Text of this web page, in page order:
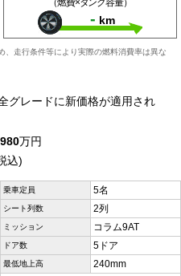
（燃費×タンク容量）
- km
走行条件等により実際の燃料消費率は異な
グレードに新価格が適用され
万円
込)
乗車定員 5名
シート列数 2列
ミッション コラム9AT
ドア数 5ドア
最低地上高 240mm